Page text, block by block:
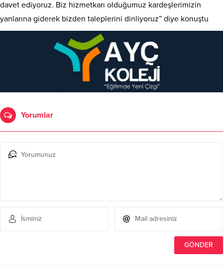
davet ediyoruz. Biz hizmetkarı olduğumuz kardeşlerimizin
yanlarına giderek bizden taleplerini dinliyoruz” diye konuştu
Yorumlar